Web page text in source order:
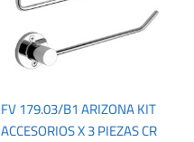
FV 179.03/B1 ARIZONA KIT
ACCESORIOS X 3 PIEZAS CR